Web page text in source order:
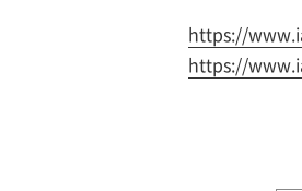
https://
https://